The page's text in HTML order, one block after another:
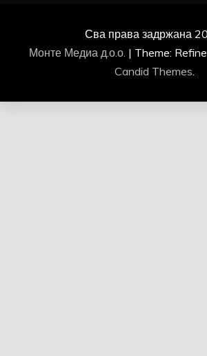
Сва права задржана
Монте Медиа д.о.о. | Theme:
Candid Themes.